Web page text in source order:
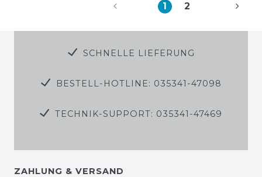
1 2
SCHNELLE LIEFERUNG
BESTELL-HOTLINE: 035341-47098
TECHNIK-SUPPORT: 035341-47469
ZAHLUNG & VERSAND